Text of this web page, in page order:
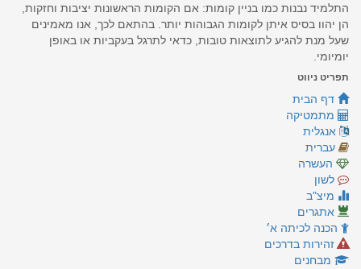
התלמיד נבנות כמו בניין קומות: אם הקומות הראשונות יציבות וחזקות,
הן יהוו בסיס איתן לקומות הגבוהות יותר. בהתאם לכך, אנו מאמינים
שעל מנת להגיע לתוצאות טובות, כדאי לתרגל בעקביות או באופן
יומיומי.
תפריט ניווט
דף הבית
מתמטיקה
אנגלית
עברית
העשרה
לשון
מיצ"ב
אתגרים
הכנה לכיתה א׳
זהירות בדרכים
מבחנים